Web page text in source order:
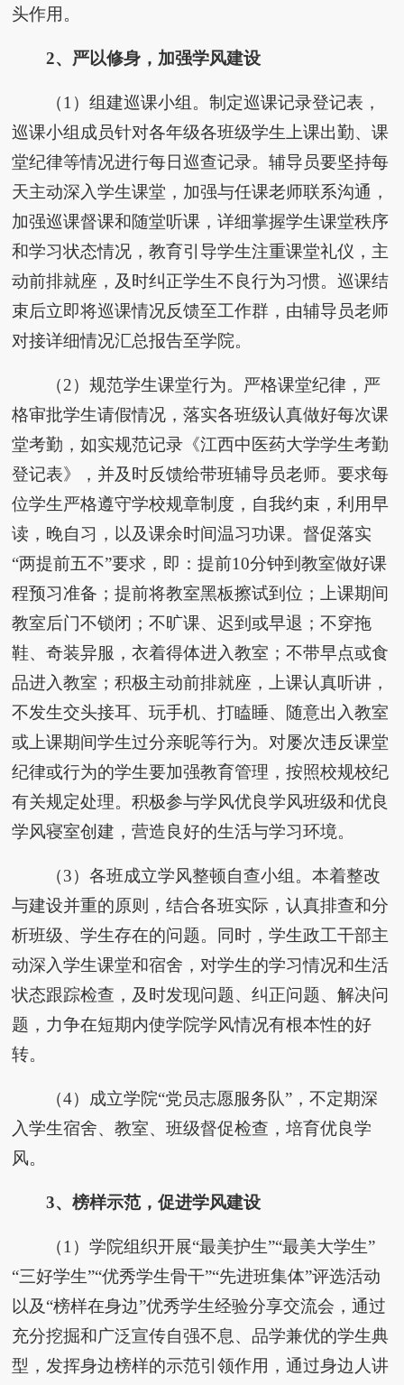
头作用。
2、 严以修身，加强学风建设
（1）组建巡课小组。制定巡课记录登记表，
巡课小组成员针对各年级各班级学生上课出勤、课
堂纪律等情况进行每日巡查记录。辅导员要坚持每
天主动深入学生课堂，加强与任课老师联系沟通，
加强巡课督课和随堂听课，详细掌握学生课堂秩序
和学习状态情况，教育引导学生注重课堂礼仪，主
动前排就座，及时纠正学生不良行为习惯。巡课结
束后立即将巡课情况反馈至工作群，由辅导员老师
对接详细情况汇总报告至学院。
（2）规范学生课堂行为。严格课堂纪律，严
格审批学生请假情况，落实各班级认真做好每次课
堂考勤，如实规范记录《江西中医药大学学生考勤
登记表》，并及时反馈给带班辅导员老师。要求每
位学生严格遵守学校规章制度，自我约束，利用早
读，晚自习，以及课余时间温习功课。督促落实
“两提前五不”要求，即：提前10分钟到教室做好课
程预习准备；提前将教室黑板擦试到位；上课期间
教室后门不锁闭；不旷课、迟到或早退；不穿拖
鞋、奇装异服，衣着得体进入教室；不带早点或食
品进入教室；积极主动前排就座，上课认真听讲，
不发生交头接耳、玩手机、打瞌睡、随意出入教室
或上课期间学生过分亲昵等行为。对屡次违反课堂
纪律或行为的学生要加强教育管理，按照校规校纪
有关规定处理。积极参与学风优良学风班级和优良
学风寝室创建，营造良好的生活与学习环境。
（3）各班成立学风整顿自查小组。本着整改
与建设并重的原则，结合各班实际，认真排查和分
析班级、学生存在的问题。同时，学生政工干部主
动深入学生课堂和宿舍，对学生的学习情况和生活
状态跟踪检查，及时发现问题、纠正问题、解决问
题，力争在短期内使学院学风情况有根本性的好
转。
（4）成立学院“党员志愿服务队”，不定期深
入学生宿舍、教室、班级督促检查，培育优良学
风。
3、 榜样示范，促进学风建设
（1）学院组织开展“最美护生”“最美大学生”
“三好学生”“优秀学生骨干”“先进班集体”评选活动
以及“榜样在身边”优秀学生经验分享交流会，通过
充分挖掘和广泛宣传自强不息、品学兼优的学生典
型，发挥身边榜样的示范引领作用，通过身边人讲